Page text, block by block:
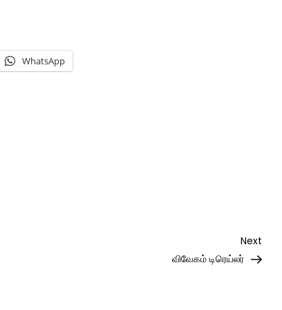
WhatsApp
Post
Next
விவேகம் டிரெய்லர்